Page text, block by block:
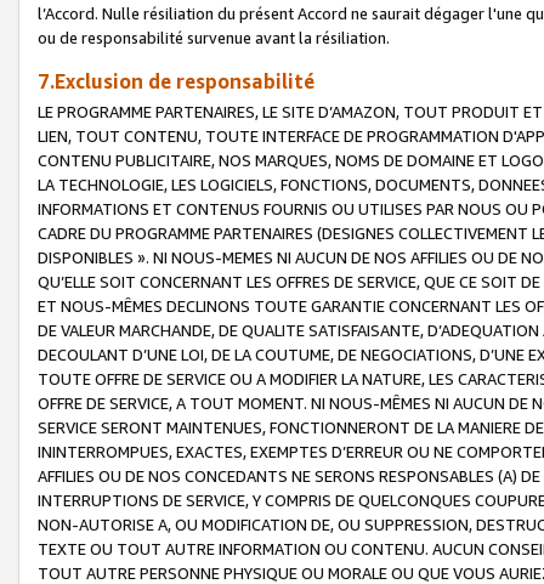
l’Accord. Nulle résiliation du présent Accord ne saurait dégager l'une
ou de responsabilité survenue avant la résiliation.
7.Exclusion de responsabilité
LE PROGRAMME PARTENAIRES, LE SITE D’AMAZON, TOUT PRODUIT
LIEN, TOUT CONTENU, TOUTE INTERFACE DE PROGRAMMATION
CONTENU PUBLICITAIRE, NOS MARQUES, NOMS DE DOMAINE ET
LA TECHNOLOGIE, LES LOGICIELS, FONCTIONS, DOCUMENTS,
INFORMATIONS ET CONTENUS FOURNIS OU UTILISES PAR NOUS OU
CADRE DU PROGRAMME PARTENAIRES (DESIGNES COLLECTIVEMENT
DISPONIBLES ». NI NOUS-MEMES NI AUCUN DE NOS AFFILIES OU DE
QU’ELLE SOIT CONCERNANT LES OFFRES DE SERVICE, QUE CE SOIT
ET NOUS-MÊMES DECLINONS TOUTE GARANTIE CONCERNANT LES
DE VALEUR MARCHANDE, DE QUALITE SATISFAISANTE,
DECOULANT D’UNE LOI, DE LA COUTUME, DE NEGOCIATIONS, D’UNE
TOUTE OFFRE DE SERVICE OU A MODIFIER LA NATURE, LES
OFFRE DE SERVICE, A TOUT MOMENT. NI NOUS-MÊMES NI AUCUN DE
SERVICE SERONT MAINTENUES, FONCTIONNERONT DE LA MANIERE
ININTERROMPUES, EXACTES, EXEMPTES D’ERREUR OU NE
AFFILIES OU DE NOS CONCEDANTS NE SERONS RESPONSABLES (A)
INTERRUPTIONS DE SERVICE, Y COMPRIS DE QUELCONQUES
NON-AUTORISE A, OU MODIFICATION DE, OU SUPPRESSION,
TEXTE OU TOUT AUTRE INFORMATION OU CONTENU. AUCUN
TOUT AUTRE PERSONNE PHYSIQUE OU MORALE OU QUE VOUS